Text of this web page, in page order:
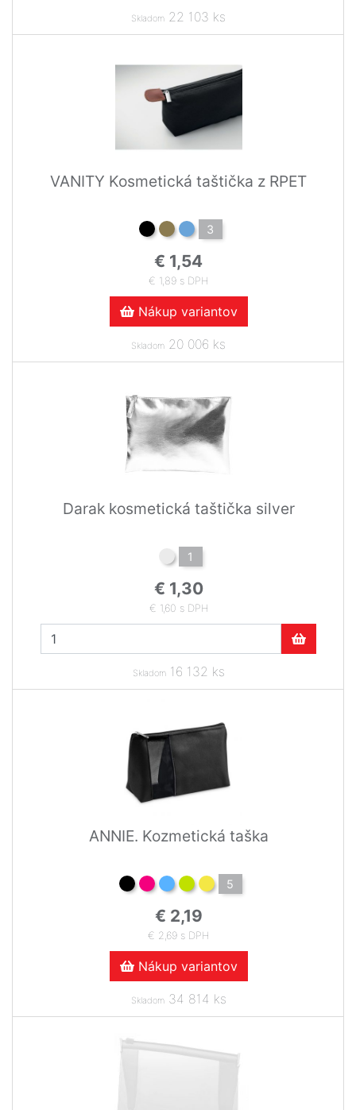
Skladom 22 103 ks
VANITY Kosmetická taštička z RPET
3
€ 1,54
€ 1,89 s DPH
Nákup variantov
Skladom 20 006 ks
Darak kosmetická taštička silver
1
€ 1,30
€ 1,60 s DPH
Skladom16 132 ks
ANNIE. Kozmetická taška
5
€ 2,19
€ 2,69 s DPH
Nákup variantov
Skladom34 814 ks